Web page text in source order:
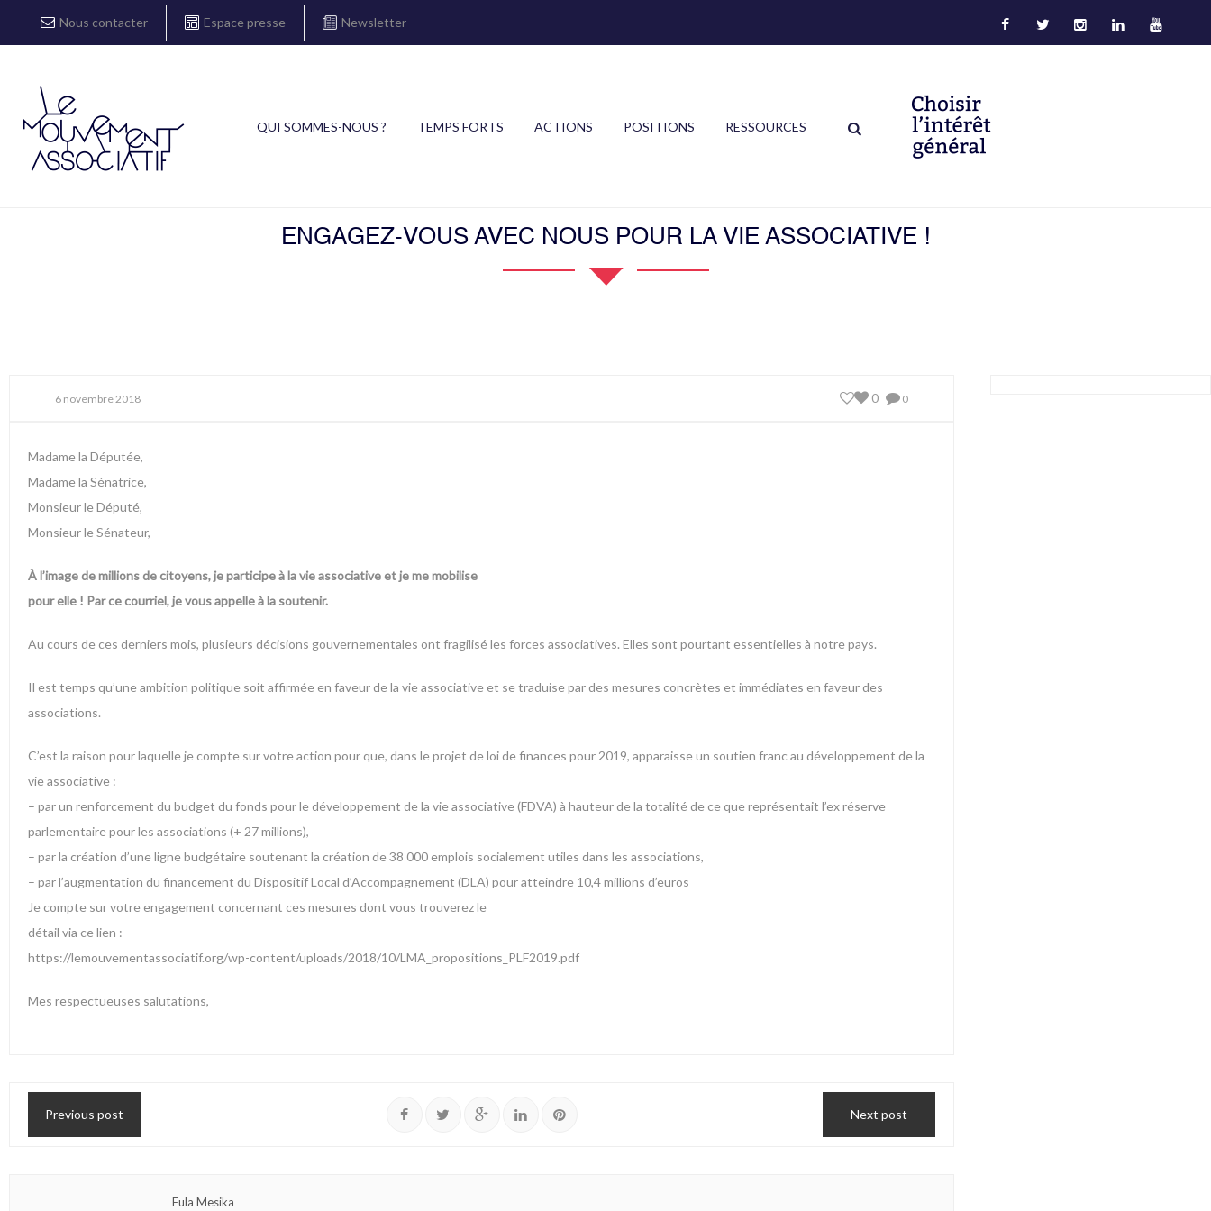
Nous contacter Espace presse Newsletter
QUI SOMMES-NOUS ? TEMPS FORTS ACTIONS POSITIONS RESSOURCES
ENGAGEZ-VOUS AVEC NOUS POUR LA VIE ASSOCIATIVE !
6 novembre 2018 0
0
Madame la Députée,
Madame la Sénatrice,
Monsieur le Député,
Monsieur le Sénateur,
À l’image de millions de citoyens, je participe à la vie associative et je me mobilise
pour elle ! Par ce courriel, je vous appelle à la soutenir.
Au cours de ces derniers mois, plusieurs décisions gouvernementales ont fragilisé les forces associatives. Elles sont pourtant essentielles à notre pays.
Il est temps qu’une ambition politique soit affirmée en faveur de la vie associative et se traduise par des mesures concrètes et immédiates en faveur des
associations.
C’est la raison pour laquelle je compte sur votre action pour que, dans le projet de loi de finances pour 2019, apparaisse un soutien franc au développement de la
vie associative :
– par un renforcement du budget du fonds pour le développement de la vie associative (FDVA) à hauteur de la totalité de ce que représentait l’ex réserve
parlementaire pour les associations (+ 27 millions),
– par la création d’une ligne budgétaire soutenant la création de 38 000 emplois socialement utiles dans les associations,
– par l’augmentation du financement du Dispositif Local d’Accompagnement (DLA) pour atteindre 10,4 millions d’euros
Je compte sur votre engagement concernant ces mesures dont vous trouverez le
détail via ce lien :
https://lemouvementassociatif.org/wp-content/uploads/2018/10/LMA_propositions_PLF2019.pdf
Mes respectueuses salutations,
Previous post Next post
Fula Mesika